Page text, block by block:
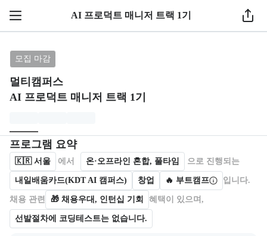
AI 프로덕트 매니저 트랙 1기
모집 마감
멀티캠퍼스
AI 프로덕트 매니저 트랙 1기
브랜드: 멀티캠퍼스, 과정명: AI 프로덕트 매니저 트랙
모집개요
프로그램 요약
캠프를 운영하거나 참여하는 회사 정보를 카드 형태로 제공한다.
🇰🇷 서울 에서 온·오프라인 혼합, 풀타임 으로 진행되는
내일배움카드(KDT AI 캠퍼스) 창업 🔥 부트캠프 입니다.
채용 관련 🎁 채용우대, 인턴십 기회 혜택이 있으며,
선발절차에 코딩테스트는 없습니다.